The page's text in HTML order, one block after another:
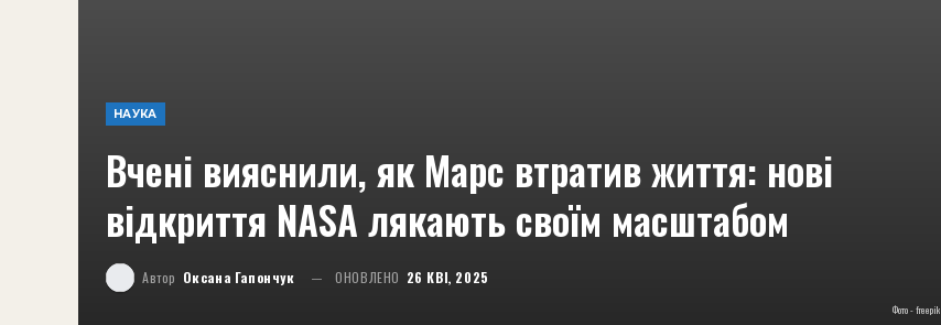
НАУКА
Вчені вияснили, як Марс втратив життя: нові
відкриття NASA лякають своїм масштабом
Автор Оксана Гапончук ОНОВЛЕНО 26 КВІ, 2025
Фото - freepik